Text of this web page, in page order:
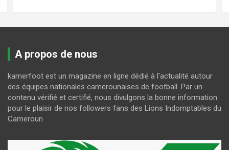
A propos de nous
kamerfoot est un magazine en ligne dédié à l'actualité autour
des équipes nationales camerounaises de football. Par un
contenu vérifié et certifié, nous divulgons la bonne information
pour le plaisir de nos followers fans des Lions Indomptables du
Cameroun